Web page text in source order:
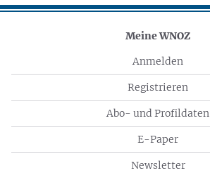
Meine WNOZ
Anmelden
Registrieren
Abo- und Profildaten
E-Paper
Newsletter